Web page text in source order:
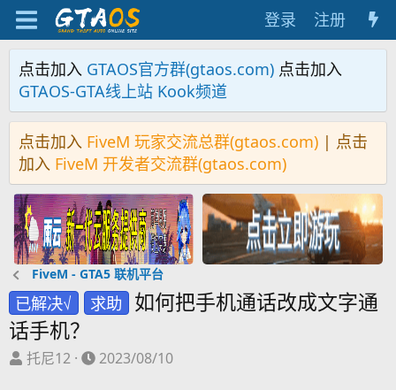
登录 注册
点击加入 GTAOS官方群(gtaos.com) 点击加入
GTAOS-GTA线上站 Kook频道
点击加入 FiveM 玩家交流总群(gtaos.com) | 点击
加入 FiveM 开发者交流群(gtaos.com)
FiveM - GTA5 联机平台
已解决√ 求助
如何把手机通话改成文字通
话手机？
主
托尼12
开
2023/08/10